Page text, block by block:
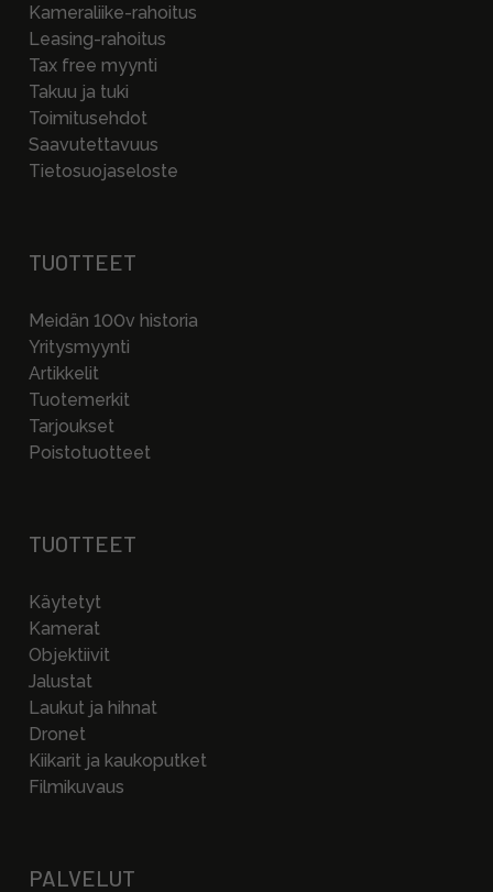
Kameraliike-rahoitus
Leasing-rahoitus
Tax free myynti
Takuu ja tuki
Toimitusehdot
Saavutettavuus
Tietosuojaseloste
TUOTTEET
Meidän 100v historia
Yritysmyynti
Artikkelit
Tuotemerkit
Tarjoukset
Poistotuotteet
TUOTTEET
Käytetyt
Kamerat
Objektiivit
Jalustat
Laukut ja hihnat
Dronet
Kiikarit ja kaukoputket
Filmikuvaus
PALVELUT